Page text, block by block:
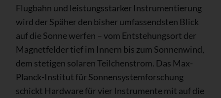
Flugbahn und leistungsstarker Instrumentierung
wird der Späher den bisher umfassendsten Blick
auf die Sonne werfen – vom Entstehungsort der
Magnetfelder tief im Innern bis zum Sonnenwind,
dem stetigen solaren Teilchenstrom. Das Max-
Planck-Institut für Sonnensystemforschung
schickt Hardware für vier Instrumente mit auf die